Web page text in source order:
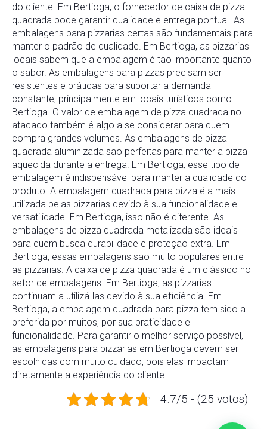
do cliente. Em Bertioga, o fornecedor de caixa de pizza
quadrada pode garantir qualidade e entrega pontual. As
embalagens para pizzarias certas são fundamentais para
manter o padrão de qualidade. Em Bertioga, as pizzarias
locais sabem que a embalagem é tão importante quanto
o sabor. As embalagens para pizzas precisam ser
resistentes e práticas para suportar a demanda
constante, principalmente em locais turísticos como
Bertioga. O valor de embalagem de pizza quadrada no
atacado também é algo a se considerar para quem
compra grandes volumes. As embalagens de pizza
quadrada aluminizada são perfeitas para manter a pizza
aquecida durante a entrega. Em Bertioga, esse tipo de
embalagem é indispensável para manter a qualidade do
produto. A embalagem quadrada para pizza é a mais
utilizada pelas pizzarias devido à sua funcionalidade e
versatilidade. Em Bertioga, isso não é diferente. As
embalagens de pizza quadrada metalizada são ideais
para quem busca durabilidade e proteção extra. Em
Bertioga, essas embalagens são muito populares entre
as pizzarias. A caixa de pizza quadrada é um clássico no
setor de embalagens. Em Bertioga, as pizzarias
continuam a utilizá-las devido à sua eficiência. Em
Bertioga, a embalagem quadrada para pizza tem sido a
preferida por muitos, por sua praticidade e
funcionalidade. Para garantir o melhor serviço possível,
as embalagens para pizzarias em Bertioga devem ser
escolhidas com muito cuidado, pois elas impactam
diretamente a experiência do cliente.
4.7/5 - (25 votos)